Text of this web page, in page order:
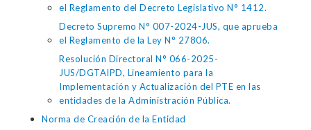
el Reglamento del Decreto Legislativo N° 1412.
Decreto Supremo N° 007-2024-JUS, que aprueba
el Reglamento de la Ley N° 27806.
Resolución Directoral N° 066-2025-
JUS/DGTAIPD, Lineamiento para la
Implementación y Actualización del PTE en las
entidades de la Administración Pública.
Norma de Creación de la Entidad